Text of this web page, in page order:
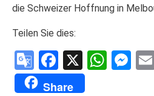
die Schweizer Hoffnung in
Teilen Sie dies:
Google
Translate
Facebook
X
Share